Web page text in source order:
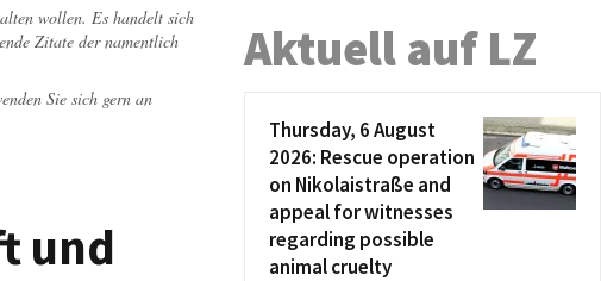
wollen. Es handelt sich
Zitate der namentlich
Sie sich gern an
und
Aktuell auf LZ
Thursday, 6 August
2026: Rescue operation
on Nikolaistraße and
appeal for witnesses
regarding possible
animal cruelty